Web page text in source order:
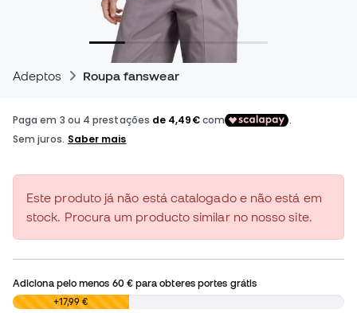
Adeptos Roupa fanswear
Este produto já não está catalogado e não está em
stock. Procura um producto similar no nosso site.
Adiciona pelo menos 60 €para obteres portes grátis
0,00 € +17,99 €